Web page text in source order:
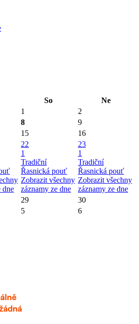
So
Ne
1
2
8
9
15 16
dne
22
1
Tradiční
Řasnická pouť
Zobrazit všechny
záznamy ze dne
23
1
Tradiční
Řasnická pouť
Zobrazit všechny
záznamy ze dne
29
30
5 6